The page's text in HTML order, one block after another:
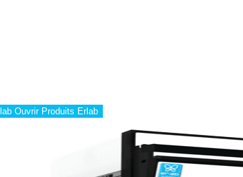
Ouvrir Produits Erlab